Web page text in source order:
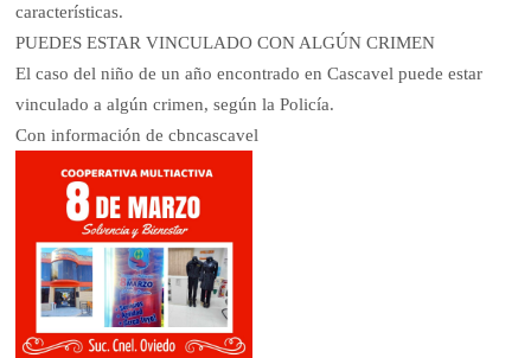
características.
PUEDES ESTAR VINCULADO CON ALGÚN CRIMEN
El caso del niño de un año encontrado en Cascavel puede estar
vinculado a algún crimen, según la Policía.
Con información de cbncascavel